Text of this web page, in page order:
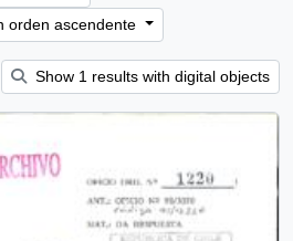
orden ascendente
Show 1 results with digital objects